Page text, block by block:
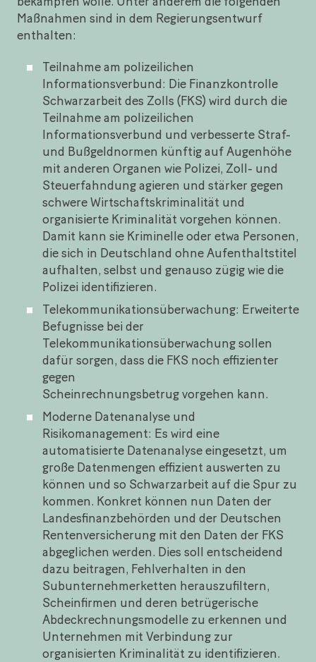
Maßnahmen sind in dem Regierungsentwurf
enthalten:
Teilnahme am polizeilichen
Informationsverbund: Die Finanzkontrolle
Schwarzarbeit des Zolls (FKS) wird durch die
Teilnahme am polizeilichen
Informationsverbund und verbesserte Straf-
und Bußgeldnormen künftig auf Augenhöhe
mit anderen Organen wie Polizei, Zoll- und
Steuerfahndung agieren und stärker gegen
schwere Wirtschaftskriminalität und
organisierte Kriminalität vorgehen können.
Damit kann sie Kriminelle oder etwa Personen,
die sich in Deutschland ohne Aufenthaltstitel
aufhalten, selbst und genauso zügig wie die
Polizei identifizieren.
Telekommunikationsüberwachung: Erweiterte
Befugnisse bei der
Telekommunikationsüberwachung sollen
dafür sorgen, dass die FKS noch effizienter
gegen
Scheinrechnungsbetrug vorgehen kann.
Moderne Datenanalyse und
Risikomanagement: Es wird eine
automatisierte Datenanalyse eingesetzt, um
große Datenmengen effizient auswerten zu
können und so Schwarzarbeit auf die Spur zu
kommen. Konkret können nun Daten der
Landesfinanzbehörden und der Deutschen
Rentenversicherung mit den Daten der FKS
abgeglichen werden. Dies soll entscheidend
dazu beitragen, Fehlverhalten in den
Subunternehmerketten herauszufiltern,
Scheinfirmen und deren betrügerische
Abdeckrechnungsmodelle zu erkennen und
Unternehmen mit Verbindung zur
organisierten Kriminalität zu identifizieren.